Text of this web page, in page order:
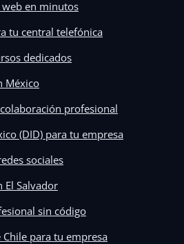
en minutos
tu central telefónica
dedicados
México
profesional
(DID) para tu empresa
sociales
El Salvador
sin código
para tu empresa